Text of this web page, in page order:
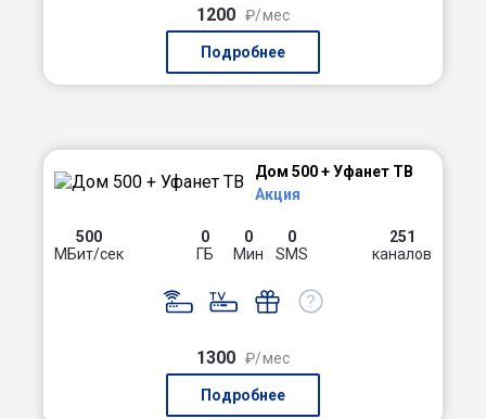
1200 ₽/мес
Подробнее
Дом 500 + Уфанет ТВ
Акция
500
МБит/сек
0
ГБ
0
Мин
0
SMS
251
каналов
1300 ₽/мес
Подробнее